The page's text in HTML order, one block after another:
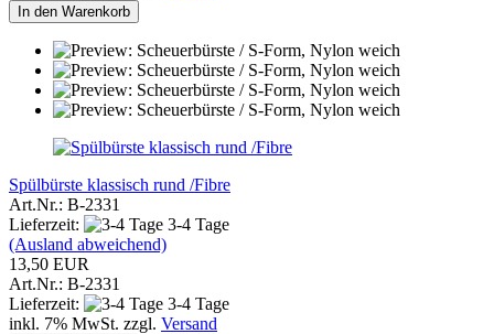
In den Warenkorb
Spülbürste klassisch rund /Fibre
Art.Nr.: B-2331
Lieferzeit:
3-4 Tage
(Ausland abweichend)
13,50 EUR
Art.Nr.: B-2331
Lieferzeit:
3-4 Tage
inkl. 7% MwSt. zzgl. Versand